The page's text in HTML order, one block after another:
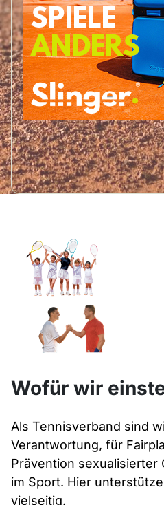
Wofür wir
Als Tennisverband sind
Verantwortung, für
Prävention sexualisierter
im Sport. Hier
vielseitig.